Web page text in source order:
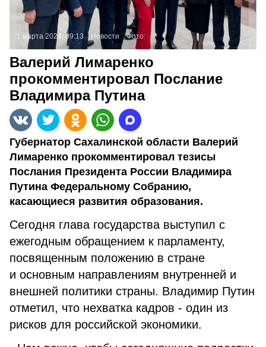
1 марта 2024, 09:13 Новости Фото:
Валерий Лимаренко
прокомментировал Послание
Владимира Путина
Губернатор Сахалинской области Валерий
Лимаренко прокомментировал тезисы
Послания Президента России Владимира
Путина Федеральному Собранию,
касающиеся развития образования.
Сегодня глава государства выступил с
ежегодным обращением к парламенту,
посвященным положению в стране
и основным направлениям внутренней и
внешней политики страны. Владимир Путин
отметил, что нехватка кадров - один из
рисков для российской экономики.